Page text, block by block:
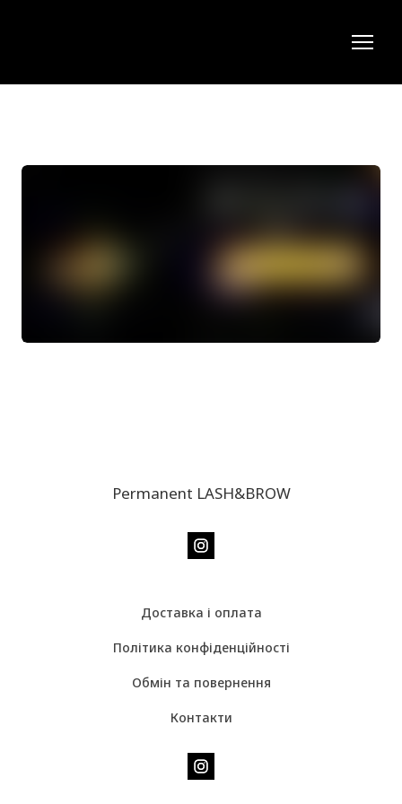
Permanent LASH&BROW
Доставка і оплата
Політика конфіденційності
Обмін та повернення
Контакти